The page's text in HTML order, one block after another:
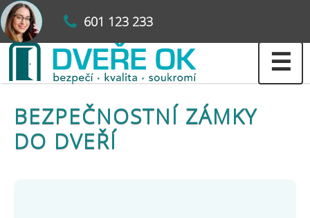
601 123 233
☰
BEZPEČNOSTNÍ ZÁMKY
DO DVEŘÍ